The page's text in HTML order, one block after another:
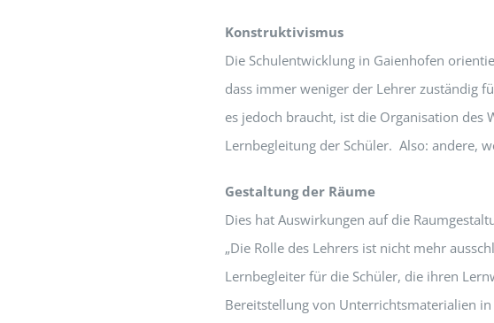
Konstruktivismus
Die Schulentwicklung in Gaienhofen
dass immer weniger der Lehrer zuständig
es jedoch braucht, ist die Organisation
Lernbegleitung der Schüler. Also: andere,
Gestaltung der Räume
Dies hat Auswirkungen auf die
„Die Rolle des Lehrers ist nicht mehr
Lernbegleiter für die Schüler, die ihren
Bereitstellung von Unterrichtsmaterialien